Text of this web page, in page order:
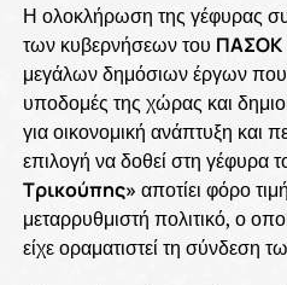
Η ολοκλήρωση της γέφυρας
των κυβερνήσεων του ΠΑΣΟΚ
μεγάλων δημόσιων έργων που
υποδομές της χώρας και
για οικονομική ανάπτυξη και
επιλογή να δοθεί στη γέφυρα
Τρικούπης» αποτίει φόρο
μεταρρυθμιστή πολιτικό, ο
είχε οραματιστεί τη σύνδεση